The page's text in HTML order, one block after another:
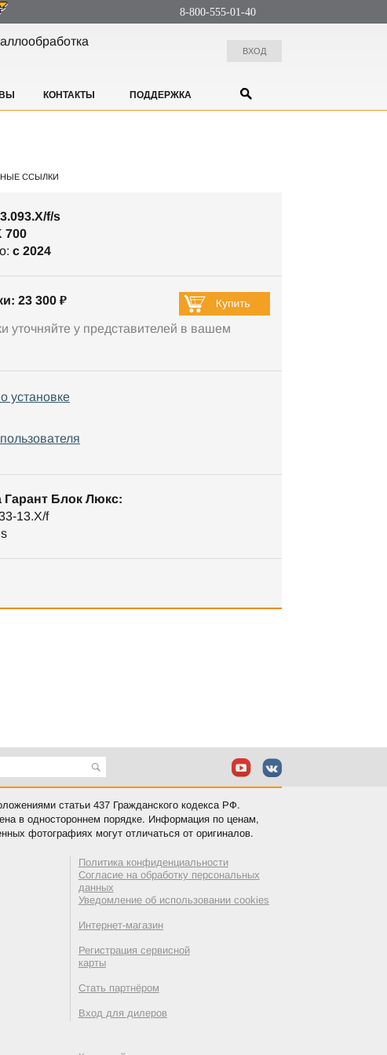
8-800-555-01-40
ВХОД
КОНТАКТЫ ПОДДЕРЖКА
ССЫЛКИ
f/s
700
c 2024
23 300 ₽
уточняйте у представителей в вашем
установке
Гарант Блок Люкс:
13.X/f
статьи 437 Гражданского кодекса РФ.
в одностороннем порядке. Информация по ценам,
фотографиях могут отличаться от оригиналов.
Политика конфиденциальности
Согласие на обработку персональных
данных
Уведомление об использовании cookies
Интернет-магазин
Регистрация сервисной
карты
Стать партнёром
Вход для дилеров